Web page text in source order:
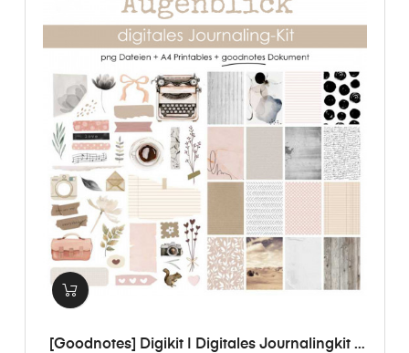
[Goodnotes] Digikit | Digitales Journalingkit -